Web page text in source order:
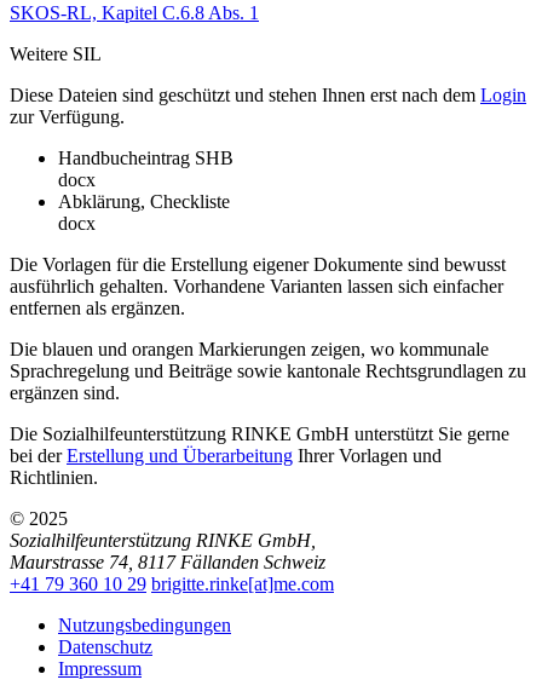
SKOS-RL, Kapitel C.6.8 Abs. 1
Weitere SIL
Diese Dateien sind geschützt und stehen Ihnen erst nach dem Login
zur Verfügung.
Handbucheintrag SHB
docx
Abklärung, Checkliste
docx
Die Vorlagen für die Erstellung eigener Dokumente sind bewusst
ausführlich gehalten. Vorhandene Varianten lassen sich einfacher
entfernen als ergänzen.
Die blauen und orangen Markierungen zeigen, wo kommunale
Sprachregelung und Beiträge sowie kantonale Rechtsgrundlagen zu
ergänzen sind.
Die Sozialhilfeunterstützung RINKE GmbH unterstützt Sie gerne
bei derErstellung und Überarbeitung Ihrer Vorlagen und
Richtlinien.
© 2025
Sozialhilfeunterstützung RINKE GmbH,
Maurstrasse 74 8117 Fällanden Schweiz
+41 79 360 10 29 brigitte.rinke[at]me.com
Nutzungsbedingungen
Datenschutz
Impressum